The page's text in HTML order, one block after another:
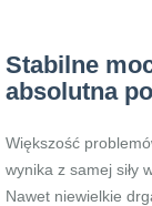
Stabilne
absolutna
Większość
wynika z samej siły
Nawet niewielkie